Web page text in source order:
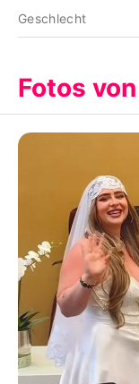
Geschlecht
Fotos